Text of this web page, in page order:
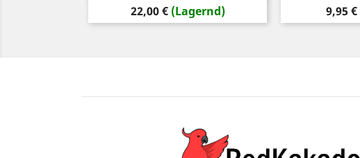
Preis
22,00 € (Lagernd) Preis
9,95 €